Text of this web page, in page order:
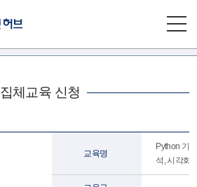
집체교육 신청
교육명
Python 기
석, 시각화)